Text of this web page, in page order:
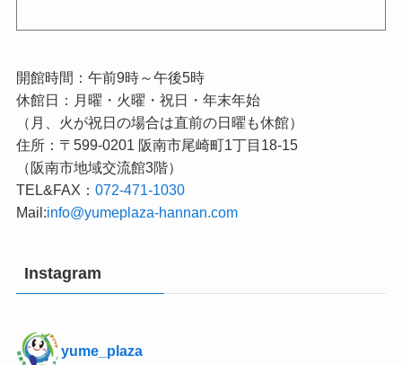
開館時間：午前9時～午後5時
休館日：月曜・火曜・祝日・年末年始
（月、火が祝日の場合は直前の日曜も休館）
住所：〒599-0201 阪南市尾崎町1丁目18-15
（阪南市地域交流館3階）
TEL&FAX： 072-471-1030
Mail:info@yumeplaza-hannan.com
Instagram
yume_plaza